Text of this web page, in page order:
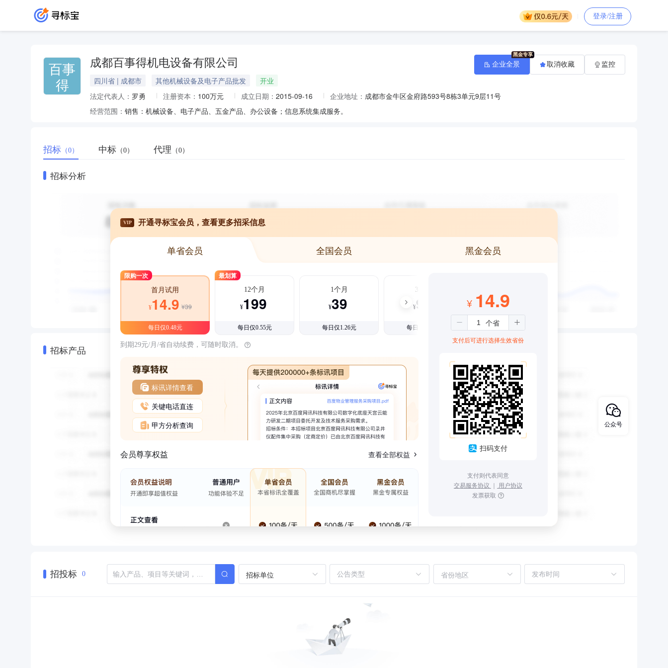
登录/注册
百事
得
成都百事得机电设备有限公司
四川省 | 成都市 其他机械设备及电子产品批发
开业
法定代表人： 罗勇 注册资本： 100万元 成立日期： 2015-09-16 企业地址： 成都市金牛区金府路593号8栋3单元9层11号
经营范围： 销售：机械设备、电子产品、五金产品、办公设备；信息系统集成服务。
企业全景 取消收藏 监控
招标 （0） 中标 （0） 代理 （0）
招标分析
招标产品
VIP 开通寻标宝会员，查看更多招采信息
单省会员 全国会员 黑金会员
限购一次
首月试用
¥14.9 ¥39
每日仅0.48元
最划算
12个月
¥199
每日仅0.55元
1个月
¥39
每日仅1.26元
3个月
¥99
每日仅1.08元
到期29元/月/省自动续费，可随时取消。
标讯详情查看
关键电话直连
甲方分析查询
会员尊享权益 查看全部权益
¥ 14.9
支付后可进行选择生效省份
扫码支付
支付则代表同意
交易服务协议 ｜ 用户协议
发票获取
招投标 0 招标单位 省份地区
公众号